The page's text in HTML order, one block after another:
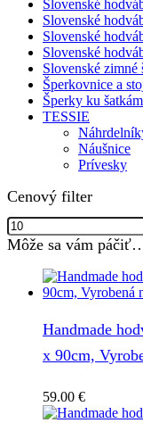
Slovenské
Slovenské
Slovenské
Slovenské
Slovenské zimné
Šperkovnice a
Šperky ku
TESSIE
Náušnice
Prívesky
Cenový filter
Minimálna
cena
Môže sa vám
Handmade
x 90cm,
59.00 €